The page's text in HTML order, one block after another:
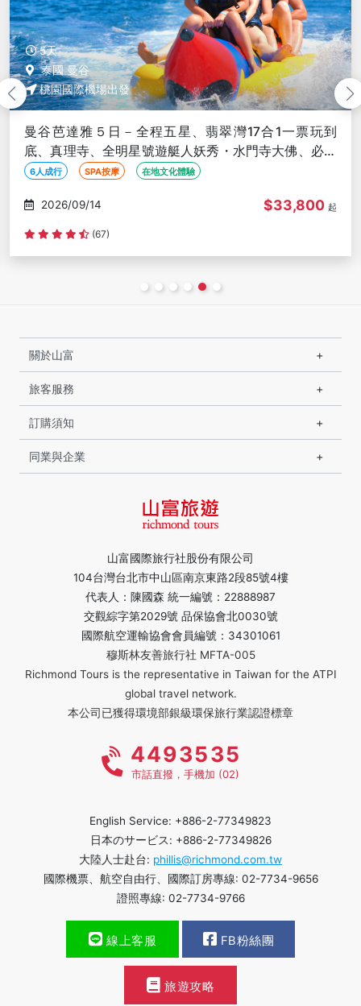
5天
泰國 曼谷
桃園國際機場出發
曼谷芭達雅５日－全程五星、翡翠灣17合1一票玩到
底、真理寺、全明星號遊艇人妖秀・水門寺大佛、必比
登美食、無購物、６人成行
6人成行 SPA按摩 在地文化體驗
2026/09/15 $33,800 起
(67)
山富國際旅行社股份有限公司
104台灣台北市中山區南京東路2段85號4樓
代表人：陳國森 統一編號：22888987
交觀綜字第2029號 品保協會北0030號
國際航空運輸協會會員編號：34301061
穆斯林友善旅行社 MFTA-005
Richmond Tours is the representative in Taiwan for the ATPI
global travel network.
本公司已獲得環境部銀級環保旅行業認證標章
關於山富
旅客服務
訂購須知
同業與企業
4493535
市話直撥，手機加 (02)
English Service: +886-2-77349823
日本のサービス: +886-2-77349826
大陸人士赴台: phillis@richmond.com.tw
國際機票、航空自由行、國際訂房專線: 02-7734-9656
證照專線: 02-7734-9766
線上客服 FB粉絲團
旅遊攻略